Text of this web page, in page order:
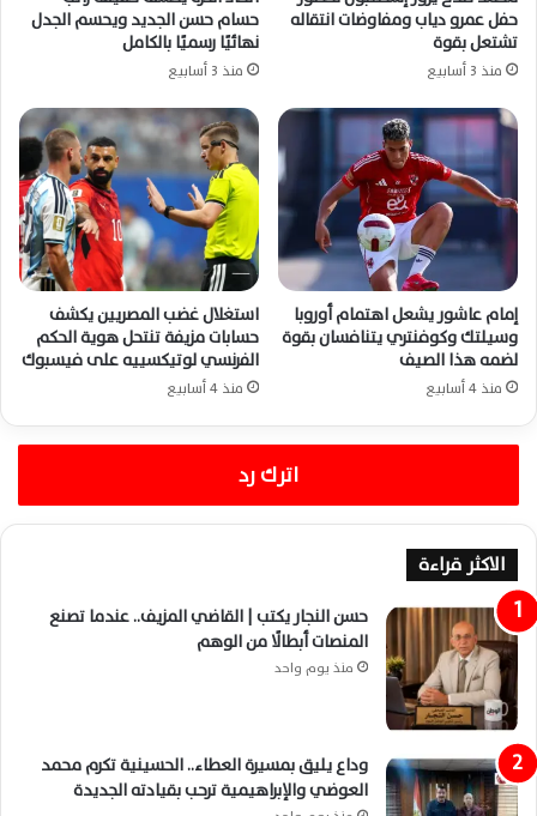
حفل عمرو دياب ومفاوضات انتقاله
تشتعل بقوة
منذ 3 أسابيع
حسام حسن الجديد ويحسم الجدل
نهائيًا رسميًا بالكامل
منذ 3 أسابيع
إمام عاشور يشعل اهتمام أوروبا
وسيلتك وكوفنتري يتنافسان بقوة
لضمه هذا الصيف
منذ 4 أسابيع
استغلال غضب المصريين يكشف
حسابات مزيفة تنتحل هوية الحكم
الفرنسي لوتيكسييه على فيسبوك
منذ 4 أسابيع
اترك رد
الاكثر قراءة
حسن النجار يكتب | القاضي المزيف.. عندما تصنع
المنصات أبطالًا من الوهم
منذ يوم واحد
وداع يليق بمسيرة العطاء.. الحسينية تكرم محمد
العوضي والإبراهيمية ترحب بقيادته الجديدة